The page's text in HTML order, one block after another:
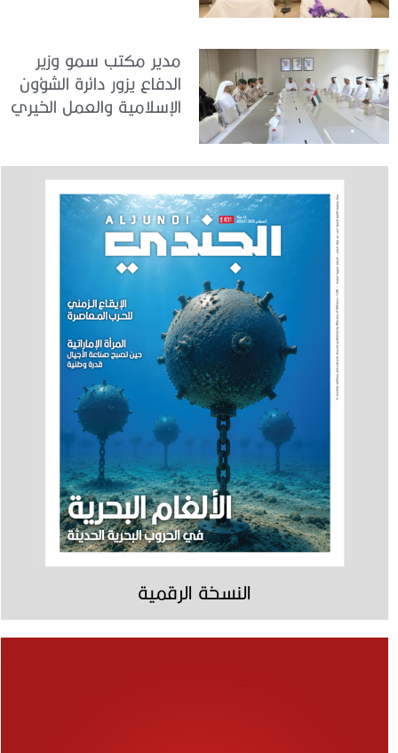
مدير مكتب سمو وزير
الدفاع يزور دائرة الشؤون
الإسلامية والعمل الخيري
النسخة الرقمية